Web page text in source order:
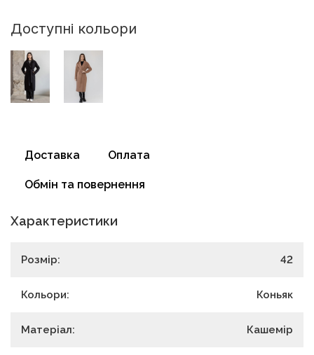
Доступні кольори
Доставка Оплата
Обмін та повернення
Характеристики
Розмір: 42
Кольори: Коньяк
Матеріал: Кашемір